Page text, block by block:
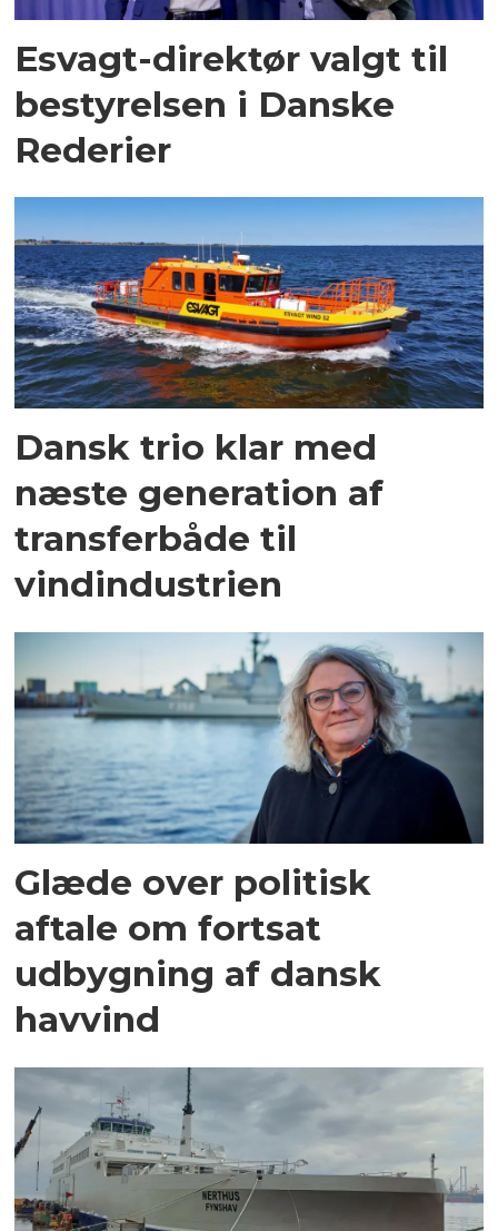
Esvagt-direktør valgt til
bestyrelsen i Danske
Rederier
Dansk trio klar med
næste generation af
transferbåde til
vindindustrien
Glæde over politisk
aftale om fortsat
udbygning af dansk
havvind